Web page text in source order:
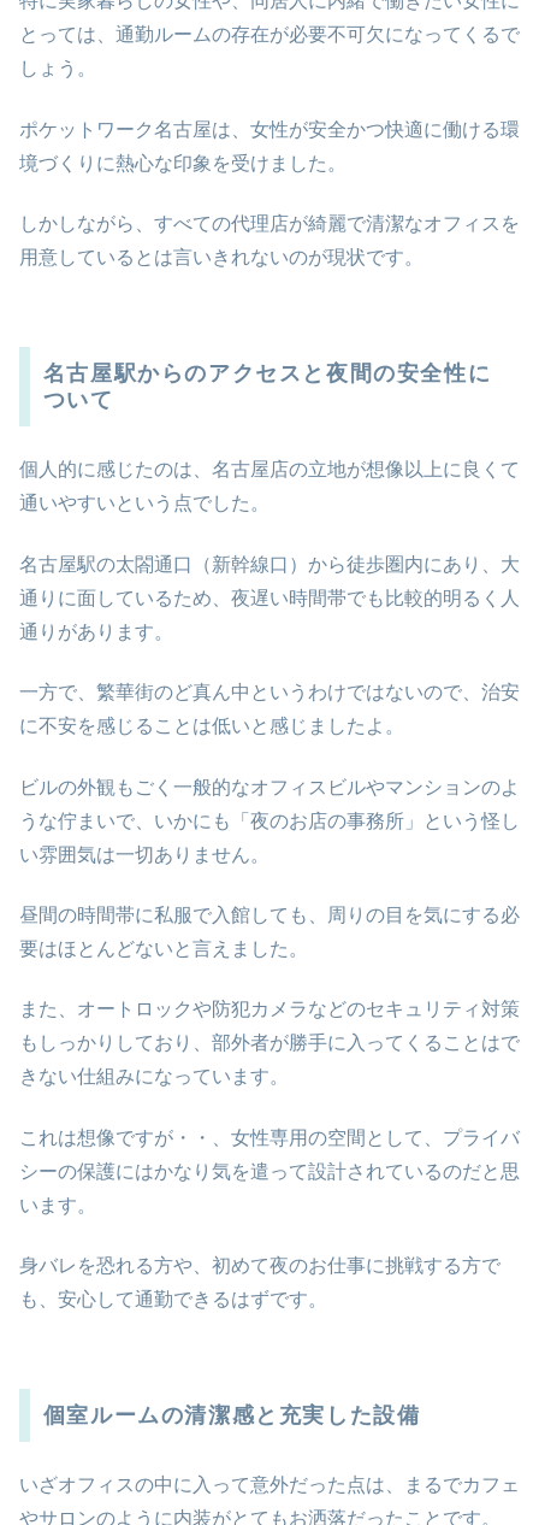
とっては、通勤ルームの存在が必要不可欠になってくるで
しょう。
ポケットワーク名古屋は、女性が安全かつ快適に働ける環
境づくりに熱心な印象を受けました。
しかしながら、すべての代理店が綺麗で清潔なオフィスを
用意しているとは言いきれないのが現状です。
名古屋駅からのアクセスと夜間の安全性に
ついて
個人的に感じたのは、名古屋店の立地が想像以上に良くて
通いやすいという点でした。
名古屋駅の太閤通口（新幹線口）から徒歩圏内にあり、大
通りに面しているため、夜遅い時間帯でも比較的明るく人
通りがあります。
一方で、繁華街のど真ん中というわけではないので、治安
に不安を感じることは低いと感じましたよ。
ビルの外観もごく一般的なオフィスビルやマンションのよ
うな佇まいで、いかにも「夜のお店の事務所」という怪し
い雰囲気は一切ありません。
昼間の時間帯に私服で入館しても、周りの目を気にする必
要はほとんどないと言えました。
また、オートロックや防犯カメラなどのセキュリティ対策
もしっかりしており、部外者が勝手に入ってくることはで
きない仕組みになっています。
これは想像ですが・・、女性専用の空間として、プライバ
シーの保護にはかなり気を遣って設計されているのだと思
います。
身バレを恐れる方や、初めて夜のお仕事に挑戦する方で
も、安心して通勤できるはずです。
個室ルームの清潔感と充実した設備
いざオフィスの中に入って意外だった点は、まるでカフェ
やサロンのように内装がとてもお洒落だったことです。